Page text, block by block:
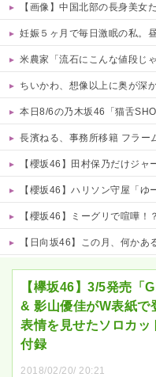
【画像】中国北部の長身美女たち
妊娠５ヶ月で毎日激眠の私。昼寝の時間に毎日電話してくるトメについに
米農家「流石にこんな値段じゃ、
ちいかわ、想像以上に奥が深かったｗ
本日8/6の乃木坂46「猫舌
長濱ねる、事務所移籍 フラー
【櫻坂46】田村保乃だけジャ
【櫻坂46】ハリソン守屋「ゆ
【櫻坂46】ミーグリで喧嘩
【日向坂46】この月、何かあるの
【欅坂46】3/5発売
& 影山優佳がW表紙で
表情を見せたソロカ
付録
2018/02/20/ 20:21